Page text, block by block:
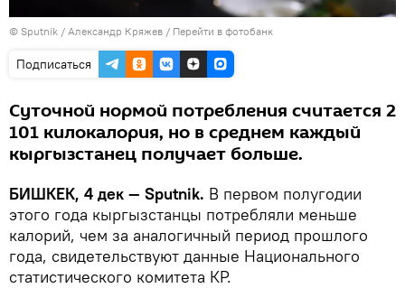
© Sputnik / Александр Кряжев / Перейти в фотобанк
Подписаться
Суточной нормой потребления считается 2
101 килокалория, но в среднем каждый
кыргызстанец получает больше.
БИШКЕК, 4 дек — Sputnik. В первом полугодии
этого года кыргызстанцы потребляли меньше
калорий, чем за аналогичный период прошлого
года, свидетельствуют данные Национального
статистического комитета КР.